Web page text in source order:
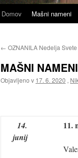
Domov Mašni nameni
← OZNANILA Nedelja
MAŠNI
Objavljeno v 17. 6. 2020 ,
14.
junij
11.